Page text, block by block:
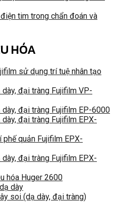
tim trong chẩn đoán và
HÓA
sử dụng trí tuệ nhân tạo
đại tràng Fujifilm VP-
đại tràng Fujifilm EP-6000
đại tràng Fujifilm EPX-
quản Fujifilm EPX-
đại tràng Fujifilm EPX-
hóa Huger 2600
dày
soi (dạ dày, đại tràng)